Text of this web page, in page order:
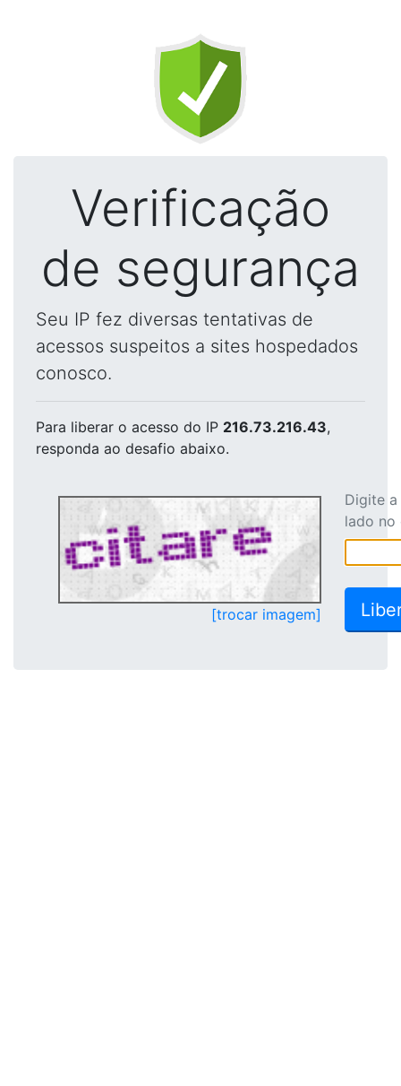
Verificação
de segurança
Seu IP fez diversas tentativas de
acessos suspeitos a sites hospedados
conosco.
Para liberar o acesso do IP 216.73.216.43,
responda ao desafio abaixo.
[trocar imagem]
Digite
lado no